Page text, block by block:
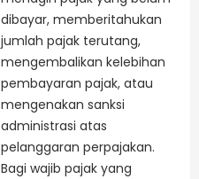
dibayar, memberitahukan
jumlah pajak terutang,
mengembalikan kelebihan
pembayaran pajak, atau
mengenakan sanksi
administrasi atas
pelanggaran perpajakan.
Bagi wajib pajak yang